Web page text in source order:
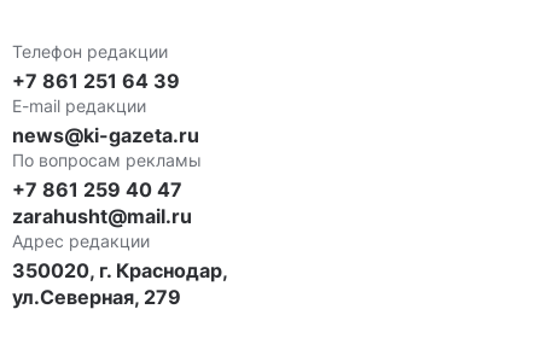
Телефон редакции
+7 861 251 64 39
E-mail редакции
news@ki-gazeta.ru
По вопросам рекламы
+7 861 259 40 47
zarahusht@mail.ru
Адрес редакции
350020, г. Краснодар,
ул.Северная, 279